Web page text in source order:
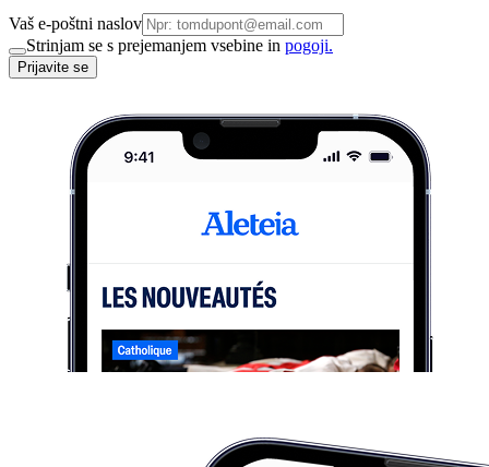
Vaš e-poštni naslov
Strinjam se s prejemanjem vsebine in pogoji.
Prijavite se